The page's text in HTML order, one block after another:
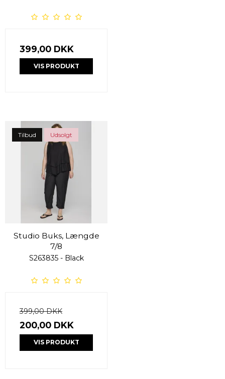
399,00 DKK
VIS PRODUKT
Tilbud Udsolgt
Studio Buks, Længde
7/8
S263835 - Black
399,00 DKK
200,00 DKK
VIS PRODUKT